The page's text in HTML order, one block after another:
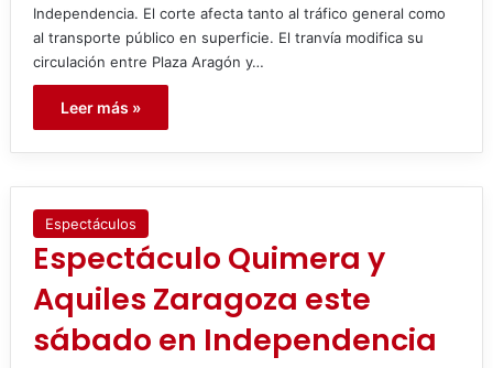
Independencia. El corte afecta tanto al tráfico general como
al transporte público en superficie. El tranvía modifica su
circulación entre Plaza Aragón y…
Leer más »
Espectáculos
Espectáculo Quimera y
Aquiles Zaragoza este
sábado en Independencia